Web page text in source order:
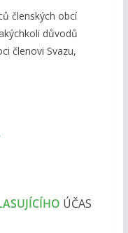
členských obcí
důvodů
členovi Svazu,
ÚČAS